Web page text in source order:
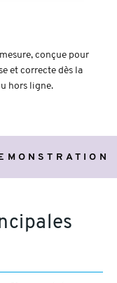
conçue pour
et correcte dès la
hors ligne.